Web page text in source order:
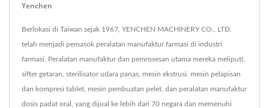
Yenchen
Berlokasi di Taiwan sejak 1967, YENCHEN MACHINERY CO., LTD.
telah menjadi pemasok peralatan manufaktur farmasi di industri
farmasi. Peralatan manufaktur dan pemrosesan utama mereka meliputi,
sifter getaran, sterilisator udara panas, mesin ekstrusi, mesin pelapisan
dan kompresi tablet, mesin pembuatan pelet, dan peralatan manufaktur
dosis padat oral, yang dijual ke lebih dari 70 negara dan memenuhi